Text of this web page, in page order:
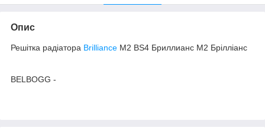
Опис
Решітка радіатора Brilliance M2 BS4 Бриллианс М2 Брілліанс
BELBOGG -